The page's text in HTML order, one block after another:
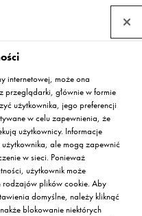
internetowej, może ona
głównie w formie
użytkownika, jego preferencji
w celu zapewnienia, że
użytkownicy. Informacje
ale mogą zapewnić
w sieci. Ponieważ
użytkownik może
rodzajów plików cookie. Aby
domyślne, należy kliknąć
blokowanie niektórych